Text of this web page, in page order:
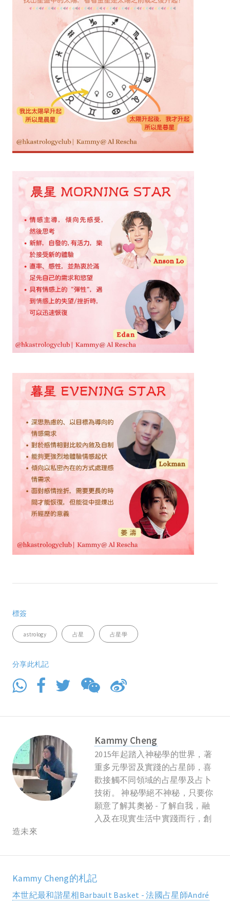
標簽
astrology 占星 占星學
分享此札記
Kammy Cheng
2015年起踏入神秘學的世界，著
重多元學習及實踐的占星師，喜
歡接觸不同領域的占星學及占卜
技術。 神秘學絕不神秘，只要你
願意了解其奧祕 - 了解自我，融
入及在現實生活中實踐而行，創
造未來
Kammy Cheng的札記
本世紀最和諧星相Barbault Basket - 法國占星師André